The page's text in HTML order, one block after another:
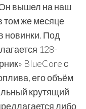
Он вышел на наш
том же месяце
новинки. Под
128-
BlueCore с
его объём
крутящий
либо